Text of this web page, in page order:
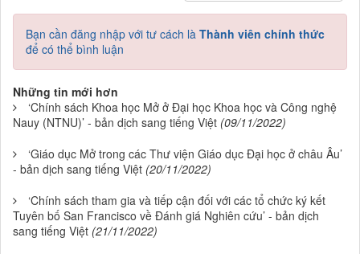
Bạn cần đăng nhập với tư cách là Thành viên chính thức
để có thể bình luận
Những tin mới hơn
‘Chính sách Khoa học Mở ở Đại học Khoa học và Công nghệ
Nauy (NTNU)’ - bản dịch sang tiếng Việt (09/11/2022)
‘Giáo dục Mở trong các Thư viện Giáo dục Đại học ở châu Âu’
- bản dịch sang tiếng Việt (20/11/2022)
‘Chính sách tham gia và tiếp cận đối với các tổ chức ký kết
Tuyên bố San Francisco về Đánh giá Nghiên cứu’ - bản dịch
sang tiếng Việt (21/11/2022)